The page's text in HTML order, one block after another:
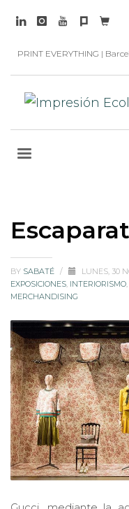
PRINT EVERYTHING |
BY SABATÉ / LUNES, 30
EXPOSICIONES, INTERIORISMO,
MERCHANDISING